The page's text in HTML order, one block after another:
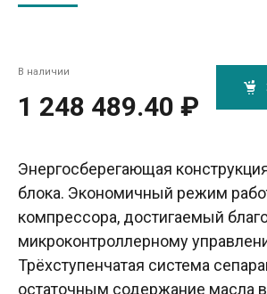
В наличии
1 248 489.40 ₽
Энергосберегающая
блока. Экономичный режим
компрессора, достигаемый
микроконтроллерному
Трёхступенчатая система
остаточным содержание масла